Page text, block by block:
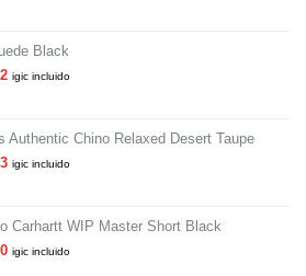
Black
igic incluido
Authentic Chino Relaxed Desert Taupe
igic incluido
Carhartt WIP Master Short Black
igic incluido